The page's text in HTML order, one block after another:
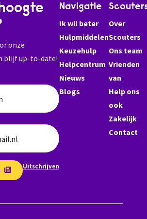
onze
blijf up-to-date!
Uitschrijven
Navigatie
Ik wil beter
Hulpmiddelen
Keuzehulp
Helpcentrum
Nieuws
Blogs
Over
Scouters
Ons team
Vrienden
van
Help ons
ook
Zakelijk
Contact